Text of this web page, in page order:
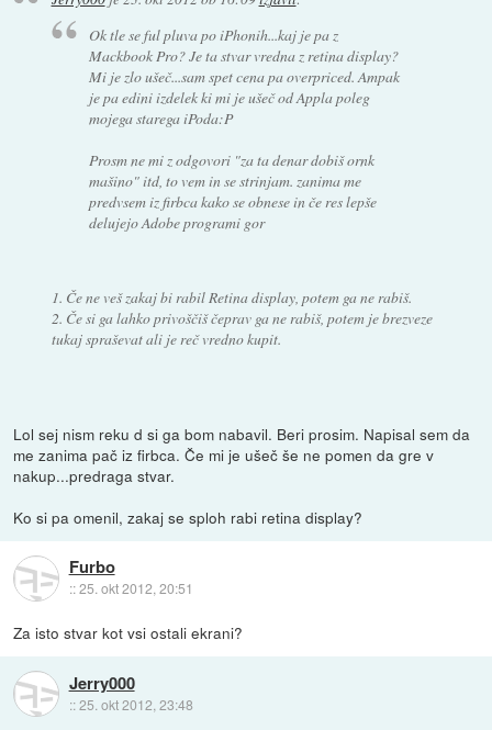
Ok tle se ful pluva po iPhonih...kaj je pa z
Mackbook Pro? Je ta stvar vredna z retina display?
Mi je zlo ušeč...sam spet cena pa overpriced. Ampak
je pa edini izdelek ki mi je ušeč od Appla poleg
mojega starega iPoda:P
Prosm ne mi z odgovori "za ta denar dobiš ornk
mašino" itd, to vem in se strinjam. zanima me
predvsem iz firbca kako se obnese in če res lepše
delujejo Adobe programi gor
1. Če ne veš zakaj bi rabil Retina display, potem ga ne rabiš.
2. Če si ga lahko privoščiš čeprav ga ne rabiš, potem je brezveze
tukaj spraševat ali je reč vredno kupit.
Lol sej nism reku d si ga bom nabavil. Beri prosim. Napisal sem da
me zanima pač iz firbca. Če mi je ušeč še ne pomen da gre v
nakup...predraga stvar.
Ko si pa omenil, zakaj se sploh rabi retina display?
Furbo
::25. okt 2012, 20:51
Za isto stvar kot vsi ostali ekrani?
Jerry000
::25. okt 2012, 23:48